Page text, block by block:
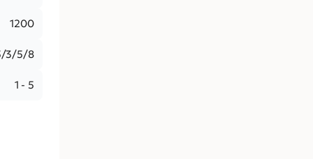
1200
3/5/8
1 - 5